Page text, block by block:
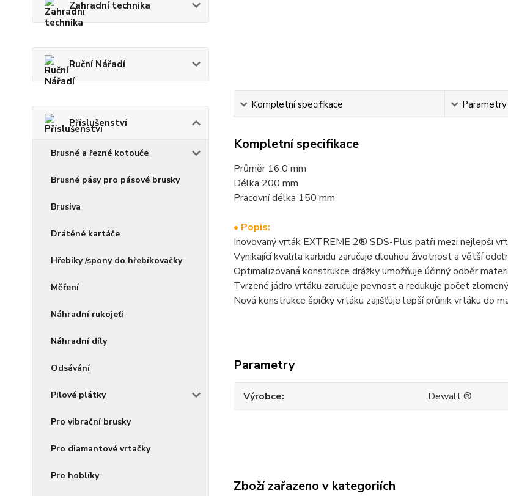
Zahradní technika
Ruční Nářadí
Příslušenství
Brusné a řezné kotouče
Brusné pásy pro pásové brusky
Brusiva
Drátěné kartáče
Hřebíky /spony do hřebíkovačky
Měření
Náhradní rukojeťi
Náhradní díly
Odsávání
Pilové plátky
Pro vibrační brusky
Pro diamantové vrtačky
Pro hoblíky
Kompletní specifikace Parametry
Kompletní specifikace
Průměr 16,0 mm
Délka 200 mm
Pracovní délka 150 mm
• Popis:
Inovovaný vrták EXTREME 2® SDS-Plus patří mezi nejlepší
Vynikající kvalita karbidu zaručuje dlouhou životnost a větší
Optimalizovaná konstrukce drážky umožňuje účinný odběr
Tvrzené jádro vrtáku zaručuje pevnost a redukuje počet
Nová konstrukce špičky vrtáku zajišťuje lepší průnik vrtáku do
Parametry
Výrobce Dewalt ®
Zboží zařazeno v kategoriích